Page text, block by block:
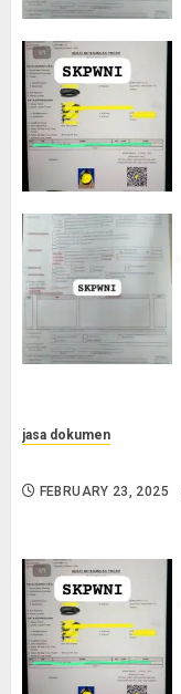
jasa dokumen
FEBRUARY 23, 2025